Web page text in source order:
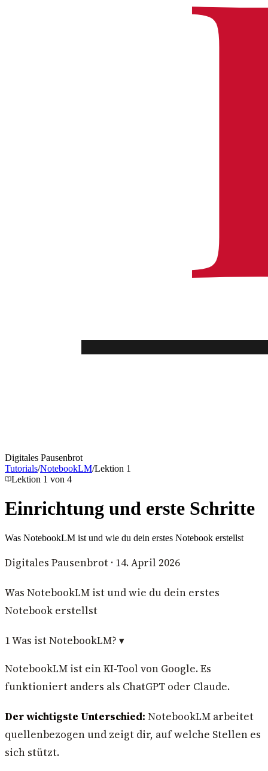
Digitales Pausenbrot
Tutorials/NotebookLM/Lektion 1
Lektion 1 von 4
Einrichtung und erste Schritte
Was NotebookLM ist und wie du dein erstes Notebook erstellst
Digitales Pausenbrot · 14. April 2026
Was NotebookLM ist und wie du dein erstes
Notebook erstellst
1Was ist NotebookLM? ▾
NotebookLM ist ein KI-Tool von Google. Es
funktioniert anders als ChatGPT oder Claude.
Der wichtigste Unterschied: NotebookLM arbeitet
quellenbezogen und zeigt dir, auf welche Stellen es
sich stützt.